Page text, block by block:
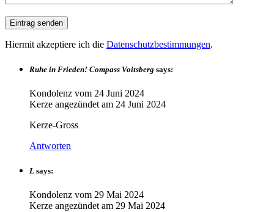
Hiermit akzeptiere ich die Datenschutzbestimmungen.
Ruhe in Frieden! Compass Voitsberg says:
Kondolenz vom 24 Juni 2024
Kerze angezündet am 24 Juni 2024
Kerze-Gross
Antworten
L says:
Kondolenz vom 29 Mai 2024
Kerze angezündet am 29 Mai 2024